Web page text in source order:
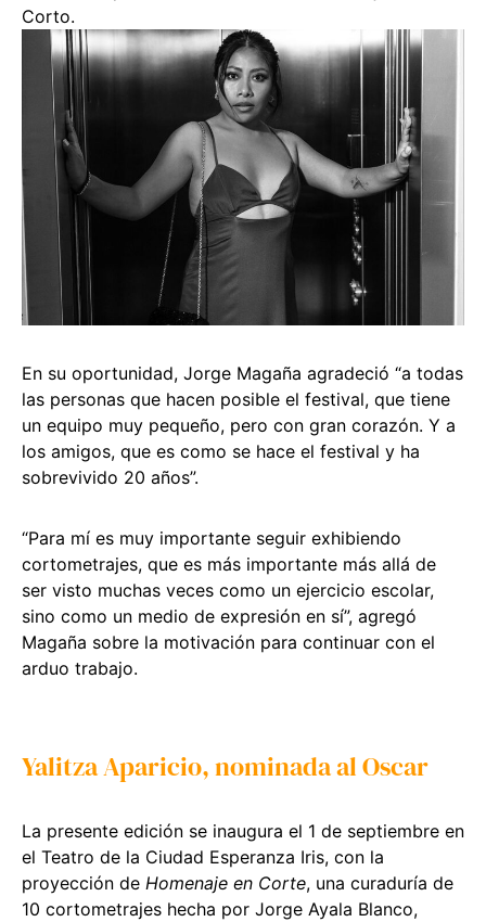
Corto.
En su oportunidad, Jorge Magaña agradeció “a todas
las personas que hacen posible el festival, que tiene
un equipo muy pequeño, pero con gran corazón. Y a
los amigos, que es como se hace el festival y ha
sobrevivido 20 años”.
“Para mí es muy importante seguir exhibiendo
cortometrajes, que es más importante más allá de
ser visto muchas veces como un ejercicio escolar,
sino como un medio de expresión en sí”, agregó
Magaña sobre la motivación para continuar con el
arduo trabajo.
Yalitza Aparicio, nominada al Oscar
La presente edición se inaugura el 1 de septiembre en
el Teatro de la Ciudad Esperanza Iris, con la
proyección de Homenaje en Corte, una curaduría de
10 cortometrajes hecha por Jorge Ayala Blanco,